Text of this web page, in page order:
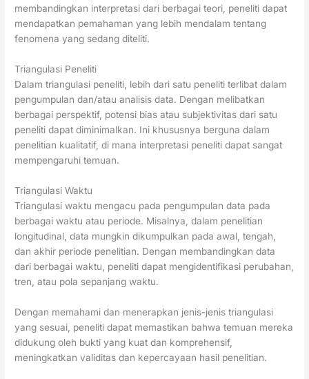
membandingkan interpretasi dari berbagai teori, peneliti dapat
mendapatkan pemahaman yang lebih mendalam tentang
fenomena yang sedang diteliti.
Triangulasi Peneliti
Dalam triangulasi peneliti, lebih dari satu peneliti terlibat dalam
pengumpulan dan/atau analisis data. Dengan melibatkan
berbagai perspektif, potensi bias atau subjektivitas dari satu
peneliti dapat diminimalkan. Ini khususnya berguna dalam
penelitian kualitatif, di mana interpretasi peneliti dapat sangat
mempengaruhi temuan.
Triangulasi Waktu
Triangulasi waktu mengacu pada pengumpulan data pada
berbagai waktu atau periode. Misalnya, dalam penelitian
longitudinal, data mungkin dikumpulkan pada awal, tengah,
dan akhir periode penelitian. Dengan membandingkan data
dari berbagai waktu, peneliti dapat mengidentifikasi perubahan,
tren, atau pola sepanjang waktu.
Dengan memahami dan menerapkan jenis-jenis triangulasi
yang sesuai, peneliti dapat memastikan bahwa temuan mereka
didukung oleh bukti yang kuat dan komprehensif,
meningkatkan validitas dan kepercayaan hasil penelitian.